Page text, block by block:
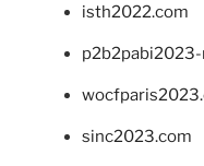
isth2022.com
sinc2023.com